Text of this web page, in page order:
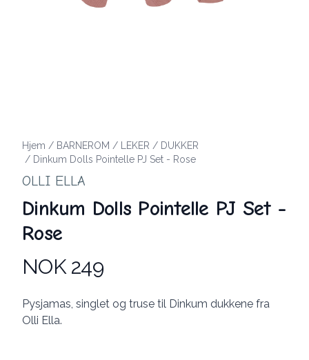
Hjem / BARNEROM / LEKER / DUKKER
/ Dinkum Dolls Pointelle PJ Set - Rose
OLLI ELLA
Dinkum Dolls Pointelle PJ Set -
Rose
Produktdetaljer
NOK 249
Description
Pysjamas, singlet og truse til Dinkum dukkene fra
Olli Ella.